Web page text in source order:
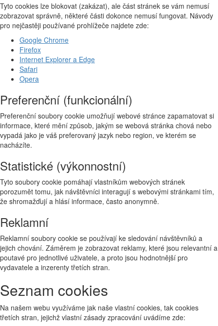
Tyto cookies lze blokovat (zakázat), ale část stránek se vám nemusí
zobrazovat správně, některé části dokonce nemusí fungovat. Návody
pro nejčastěji používané prohlížeče najdete zde:
Google Chrome
Firefox
Internet Explorer a Edge
Safari
Opera
Preferenční (funkcionální)
Preferenční soubory cookie umožňují webové stránce zapamatovat si
informace, které mění způsob, jakým se webová stránka chová nebo
vypadá jako je váš preferovaný jazyk nebo region, ve kterém se
nacházíte.
Statistické (výkonnostní)
Tyto soubory cookie pomáhají vlastníkům webových stránek
porozumět tomu, jak návštěvníci interagují s webovými stránkami tím,
že shromažďují a hlásí informace, často anonymně.
Reklamní
Reklamní soubory cookie se používají ke sledování návštěvníků a
jejich chování. Záměrem je zobrazovat reklamy, které jsou relevantní a
poutavé pro jednotlivé uživatele, a proto jsou hodnotnější pro
vydavatele a inzerenty třetích stran.
Seznam cookies
Na našem webu využíváme jak naše vlastní cookies, tak cookies
třetích stran, jejichž vlastní zásady zpracování uvádíme zde: